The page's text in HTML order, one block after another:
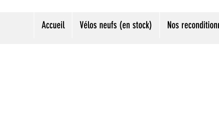
Accueil Vélos neufs (en stock) Nos